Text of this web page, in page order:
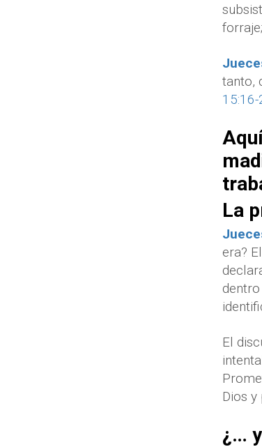
tanto,
15:16-
La
era?
El
Dios
¿…